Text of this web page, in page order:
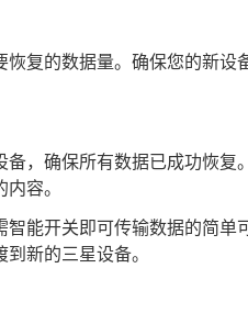
复的数据量。确保您的新设
，确保所有数据已成功恢复
容。
能开关即可传输数据的简单
新的三星设备。